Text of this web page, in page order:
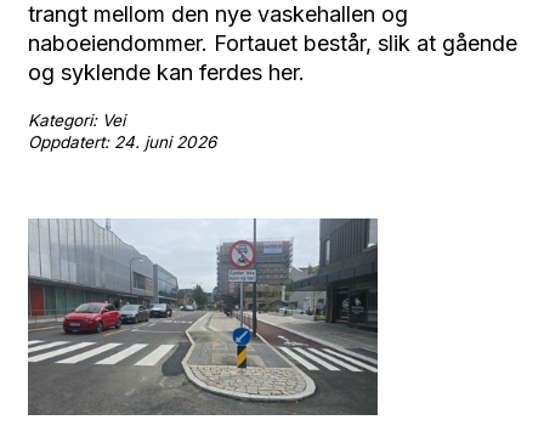
trangt mellom den nye vaskehallen og
naboeiendommer. Fortauet består, slik at gående
og syklende kan ferdes her.
Kategori: Vei
Oppdatert: 24. juni 2026